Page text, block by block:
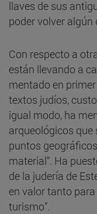
llaves de sus
poder volver algún
Con respecto a
están llevando a
mentado en
textos judíos,
igual modo, ha
arqueológicos que
puntos
material”. Ha
de la judería de
en valor tanto
turismo”.